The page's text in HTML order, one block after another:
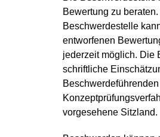
Bewertung zu
Beschwerdestelle
entworfenen
jederzeit möglich. Die
schriftliche
vorgesehene Sitzland.